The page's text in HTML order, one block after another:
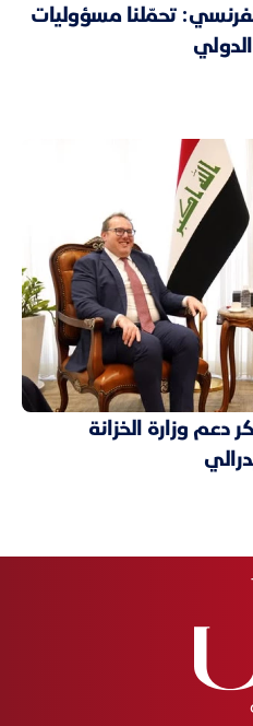
تحمّلنا مسؤوليات
دعم وزارة الخزانة